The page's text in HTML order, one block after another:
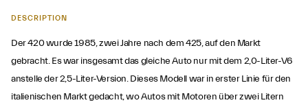
DESCRIPTION
Der 420 wurde 1985, zwei Jahre nach dem 425, auf den Markt
gebracht. Es war insgesamt das gleiche Auto nur mit dem 2,0-Liter-V6
anstelle der 2,5-Liter-Version. Dieses Modell war in erster Linie für den
italienischen Markt gedacht, wo Autos mit Motoren über zwei Litern